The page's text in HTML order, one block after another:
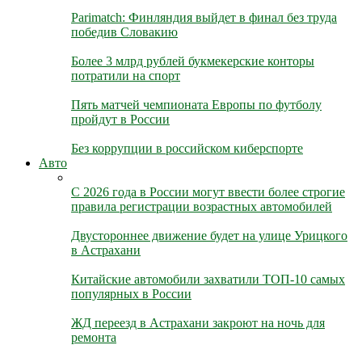
Parimatch: Финляндия выйдет в финал без труда
победив Словакию
Более 3 млрд рублей букмекерские конторы
потратили на спорт
Пять матчей чемпионата Европы по футболу
пройдут в России
Без коррупции в российском киберспорте
Авто
С 2026 года в России могут ввести более строгие
правила регистрации возрастных автомобилей
Двустороннее движение будет на улице Урицкого
в Астрахани
Китайские автомобили захватили ТОП-10 самых
популярных в России
ЖД переезд в Астрахани закроют на ночь для
ремонта